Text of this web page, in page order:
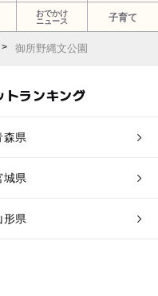
おでかけ
ニュース
子育て
御所野縄文公園
トランキング
森県
城県
形県